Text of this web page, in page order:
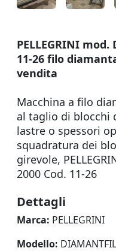
PELLEGRINI mod.
11-26 filo
vendita
Macchina a filo
al taglio di blocchi
lastre o spessori
squadratura dei
girevole,
2000 Cod. 11-26
Dettagli
Marca: PELLEGRINI
Modello: